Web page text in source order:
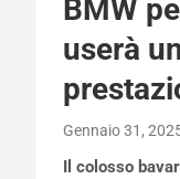
BMW
userà
Gennaio 31,
Il colosso